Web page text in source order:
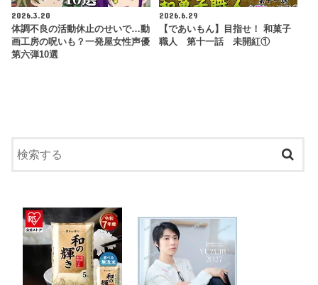
2026.3.20
体調不良の活動休止のせいで…動
画工房の呪いも？一発屋女性声優
第六弾10選
2026.6.29
【であいもん】目指せ！ 和菓子
職人 第十一話 未開紅①